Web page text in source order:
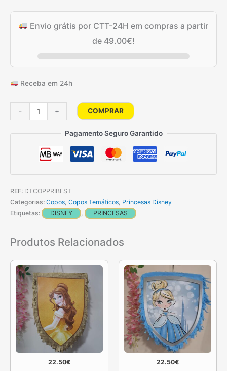
classificação
cliente
original
era:
2.50€.
atual
é:
1.50€.
Envio grátis por CTT-24H em compras a partir
de 49.00€!
Receba em 24h
-
Quantidade
de
Copos
+ COMPRAR
Pagamento Seguro Garantido
REF: DTCOPPRIBEST
Categorias: Copos Copos Temáticos Princesas Disney
Etiquetas:
DISNEY PRINCESAS
Produtos Relacionados
22.50€ 22.50€